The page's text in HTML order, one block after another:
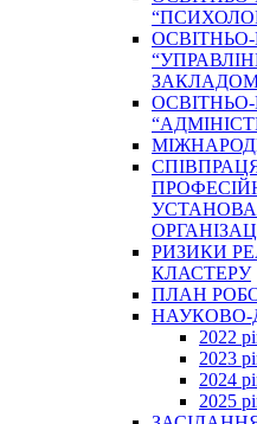
РИЗИКИ
КЛАСТЕРУ
ПЛАН
НАУКОВО-
2022
2023
2024
2025